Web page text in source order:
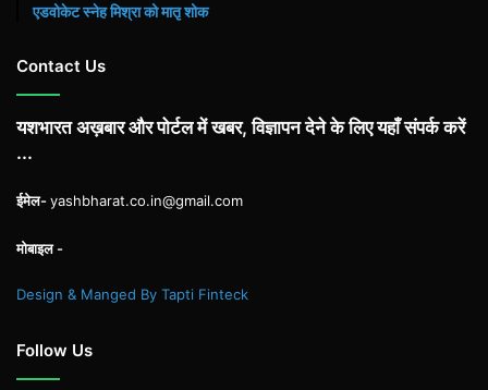
एडवोकेट स्नेह मिश्रा को मातृ शोक
Contact Us
यशभारत अख़बार और पोर्टल में खबर, विज्ञापन देने के लिए यहाँ संपर्क करें
...
ईमेल-yashbharat.co.in@gmail.com
मोबाइल -
Design & Manged By Tapti Finteck
Follow Us